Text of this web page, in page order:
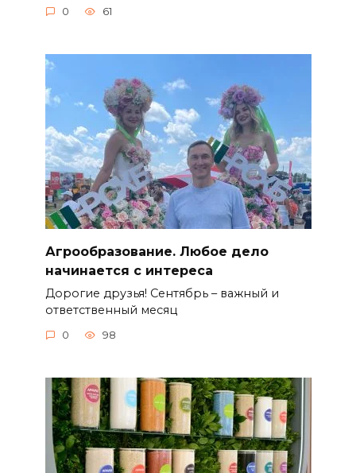
0 61
Агрообразование. Любое дело
начинается с интереса
Дорогие друзья! Сентябрь – важный и
ответственный месяц
0 98